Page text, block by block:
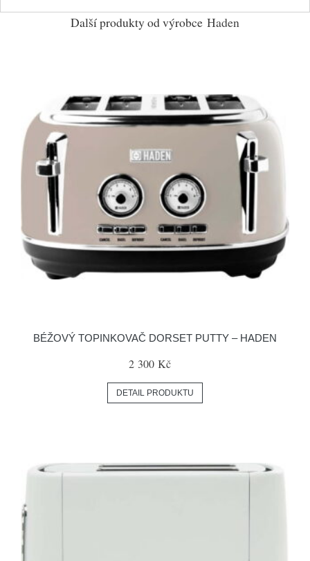
Další produkty od výrobce Haden
BÉŽOVÝ TOPINKOVAČ DORSET PUTTY – HADEN
2 300 Kč
DETAIL PRODUKTU